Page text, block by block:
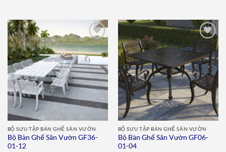
Add to
wishlist
BỘ SƯU TẬP BÀN GHẾ SÂN VƯỜN
Bộ Bàn Ghế Sân Vườn GF36-
01-12
Add to
wishlist
BỘ SƯU TẬP BÀN GHẾ SÂN VƯỜN
Bộ Bàn Ghế Sân Vườn GF06-
01-04